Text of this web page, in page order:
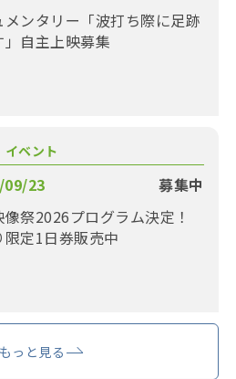
メンタリー「波打ち際に足跡
」自主上映募集
イベント
09/23
募集中
祭2026プログラム決定！
限定1日券販売中
もっと見る